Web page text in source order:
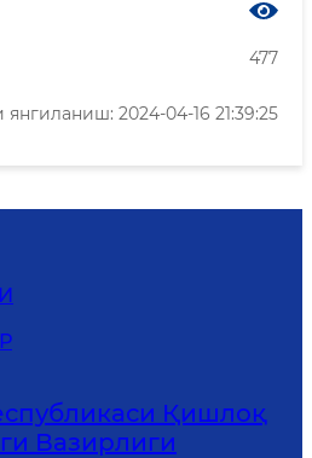
477
2024-04-16 21:39:25
Қишлоқ
Вазирлиги